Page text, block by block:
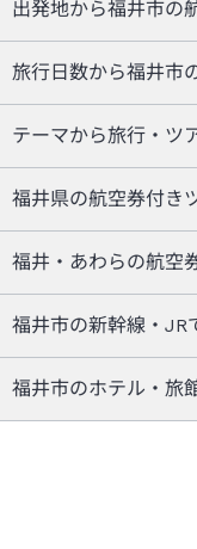
出発地から福井市の
旅行日数から福井市
テーマから旅行・ツ
福井県の航空券付き
福井・あわらの航空
福井市の新幹線・JR
福井市のホテル・旅